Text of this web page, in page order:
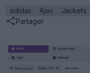
adidas Ajax Jackets
Partager